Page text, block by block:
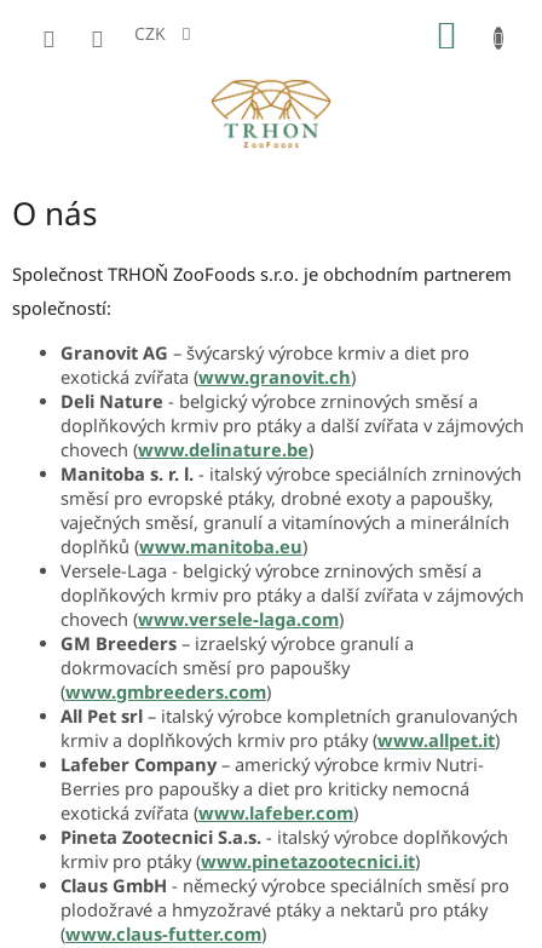
CZK
O nás
Společnost TRHOŇ ZooFoods s.r.o. je obchodním partnerem
společností:
Granovit AG – švýcarský výrobce krmiv a diet pro
exotická zvířata (www.granovit.ch)
Deli Nature - belgický výrobce zrninových směsí a
doplňkových krmiv pro ptáky a další zvířata v zájmových
chovech (www.delinature.be)
Manitoba s. r. l. - italský výrobce speciálních zrninových
směsí pro evropské ptáky, drobné exoty a papoušky,
vaječných směsí, granulí a vitamínových a minerálních
doplňků (www.manitoba.eu)
Versele-Laga - belgický výrobce zrninových směsí a
doplňkových krmiv pro ptáky a další zvířata v zájmových
chovech (www.versele-laga.com)
GM Breeders – izraelský výrobce granulí a
dokrmovacích směsí pro papoušky
(www.gmbreeders.com)
All Pet srl – italský výrobce kompletních granulovaných
krmiv a doplňkových krmiv pro ptáky (www.allpet.it)
Lafeber Company– americký výrobce krmiv Nutri-
Berries pro papoušky a diet pro kriticky nemocná
exotická zvířata (www.lafeber.com)
Pineta Zootecnici S.a.s. - italský výrobce doplňkových
krmiv pro ptáky (www.pinetazootecnici.it)
Claus GmbH - německý výrobce speciálních směsí pro
plodožravé a hmyzožravé ptáky a nektarů pro ptáky
(www.claus-futter.com)